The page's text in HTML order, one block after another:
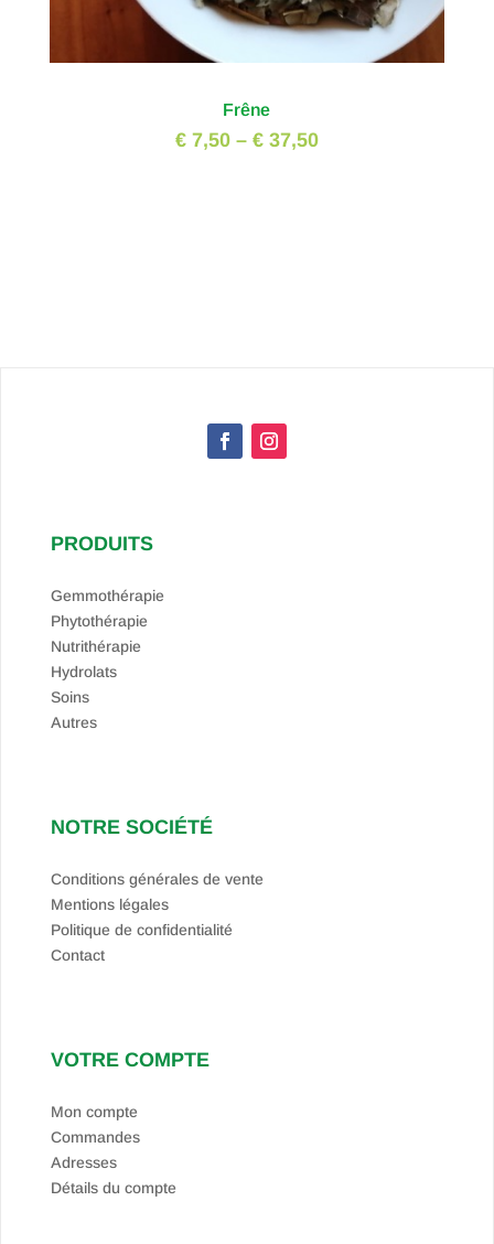
Frêne
€ 7,50– € 37,50
PRODUITS
Gemmothérapie
Phytothérapie
Nutrithérapie
Hydrolats
Soins
Autres
NOTRE SOCIÉTÉ
Conditions générales de vente
Mentions légales
Politique de confidentialité
Contact
VOTRE COMPTE
Mon compte
Commandes
Adresses
Détails du compte